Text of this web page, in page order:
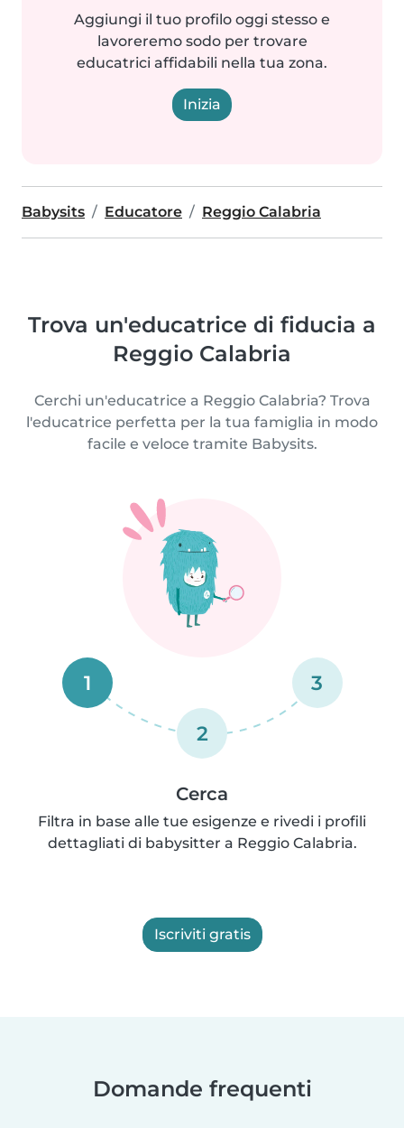
Aggiungi il tuo profilo oggi stesso e
lavoreremo sodo per trovare
educatrici affidabili nella tua zona.
Inizia
Babysits Educatore Reggio Calabria
Trova un'educatrice di fiducia a
Reggio Calabria
Cerchi un'educatrice a Reggio Calabria? Trova
l'educatrice perfetta per la tua famiglia in modo
facile e veloce tramite Babysits.
1
2
3
Cerca
Filtra in base alle tue esigenze e rivedi i profili
dettagliati di babysitter a Reggio Calabria.
Iscriviti gratis
Domande frequenti